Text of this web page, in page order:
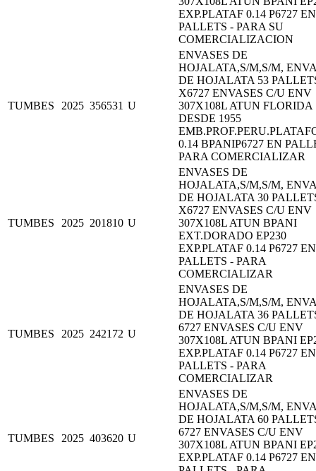
EXP.PLATAF 0.14 P6727 EN
PALLETS - PARA SU
COMERCIALIZACION
TUMBES 2025 356531 U
ENVASES DE
HOJALATA,S/M,S/M,
DE HOJALATA 53
X6727 ENVASES C/U ENV
307X108L ATUN FLORIDA
DESDE 1955
0.14 BPANIP6727 EN
PARA COMERCIALIZAR
TUMBES 2025 201810 U
ENVASES DE
HOJALATA,S/M,S/M,
DE HOJALATA 30
X6727 ENVASES C/U ENV
307X108L ATUN BPANI
EXT.DORADO EP230
EXP.PLATAF 0.14 P6727 EN
PALLETS - PARA
COMERCIALIZAR
TUMBES 2025 242172 U
ENVASES DE
HOJALATA,S/M,S/M,
DE HOJALATA 36
6727 ENVASES C/U ENV
307X108L ATUN BPANI
EXP.PLATAF 0.14 P6727 EN
PALLETS - PARA
COMERCIALIZAR
TUMBES 2025 403620 U
ENVASES DE
HOJALATA,S/M,S/M,
DE HOJALATA 60
6727 ENVASES C/U ENV
307X108L ATUN BPANI
EXP.PLATAF 0.14 P6727 EN